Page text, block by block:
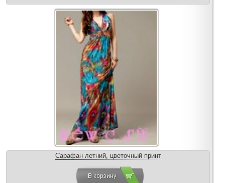
Сарафан летний, цветочный принт